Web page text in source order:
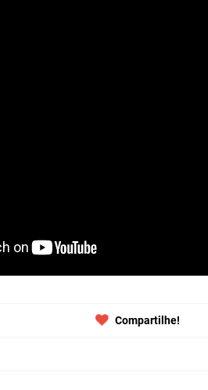
Compartilhe!